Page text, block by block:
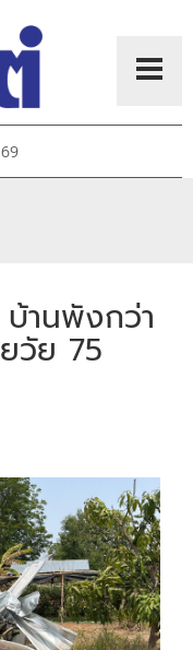
านพังกว่า
วัย 75